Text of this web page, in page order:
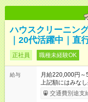
ハウスクリーニン
｜20代活躍中｜直
正社員 職種未経験OK
給与
月給220,000円～
上記額にはみな
ます。 みなし残
基本給：月給 22万円 ～ 固定残業代：あり 1ヶ
交通費別途支